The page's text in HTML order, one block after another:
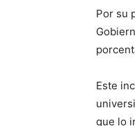
Por su
Este
que lo